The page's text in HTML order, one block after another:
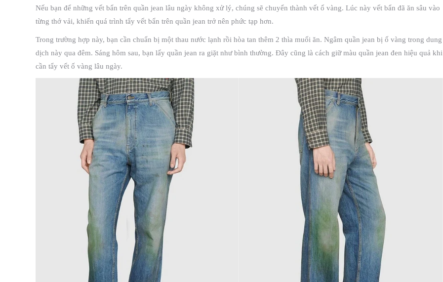
Nếu bạn để những vết bẩn trên quần jean lâu ngày không xử lý, chúng sẽ chuyển thành vết ố vàng. Lúc này vết bẩn đã ăn sâu vào
từng thớ vải, khiến quá trình tẩy vết bẩn trên quần jean trở nên phức tạp hơn.
Trong trường hợp này, bạn cần chuẩn bị một thau nước lạnh rồi hòa tan thêm 2 thìa muối ăn. Ngâm quần jean bị ố vàng trong dung
dịch này qua đêm. Sáng hôm sau, bạn lấy quần jean ra giặt như bình thường. Đây cũng là cách giữ màu quần jean đen hiệu quả khi
cần tẩy vết ố vàng lâu ngày.